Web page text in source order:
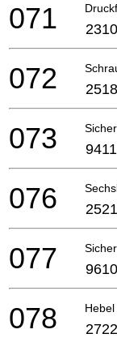
071
072
073
076
077
078